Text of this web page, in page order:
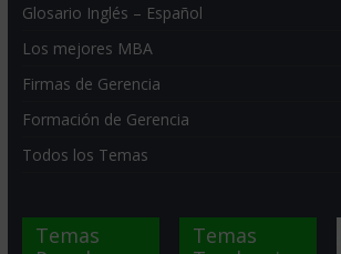
Glosario Inglés – Español
Los mejores MBA
Firmas de Gerencia
Formación de Gerencia
Todos los Temas
Temas
Temas